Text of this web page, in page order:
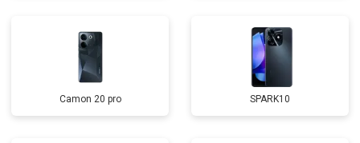
Camon 20 pro SPARK10